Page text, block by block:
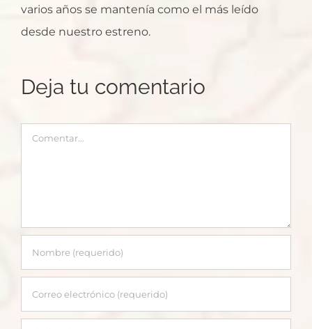
varios años se mantenía como el más leído
desde nuestro estreno.
Deja tu comentario
Comentar